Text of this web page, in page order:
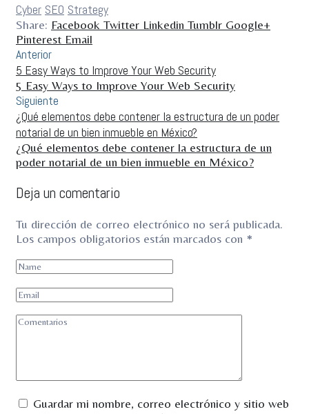
Tags:
Cyber SEO Strategy
Share: Facebook Twitter Linkedin Tumblr Google+
Pinterest Email
Anterior
5 Easy Ways to Improve Your Web Security
5 Easy Ways to Improve Your Web Security
Siguiente
¿Qué elementos debe contener la estructura de un poder
notarial de un bien inmueble en México?
¿Qué elementos debe contener la estructura de un
poder notarial de un bien inmueble en México?
Deja un comentario
Tu dirección de correo electrónico no será publicada.
Los campos obligatorios están marcados con *
Guardar mi nombre, correo electrónico y sitio web